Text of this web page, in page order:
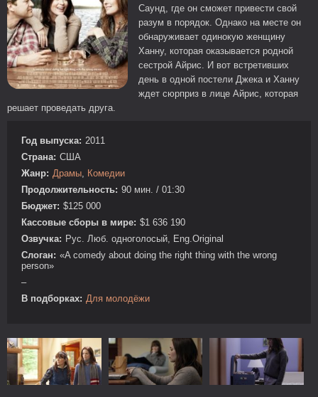
Саунд, где он сможет привести свой
разум в порядок. Однако на месте он
обнаруживает одинокую женщину
Ханну, которая оказывается родной
сестрой Айрис. И вот встретивших
день в одной постели Джека и Ханну
ждет сюрприз в лице Айрис, которая
решает проведать друга.
Год выпуска: 2011
Страна: США
Жанр: Драмы, Комедии
Продолжительность: 90 мин. / 01:30
Бюджет: $125 000
Кассовые сборы в мире: $1 636 190
Озвучка: Рус. Люб. одноголосый, Eng.Original
Слоган: «A comedy about doing the right thing with the wrong
person»
–
В подборках: Для молодёжи